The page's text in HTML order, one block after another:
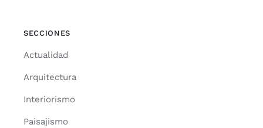
SECCIONES
Actua­li­dad
Arqui­tec­tu­ra
Inte­rio­ris­mo
Pai­sa­jis­mo